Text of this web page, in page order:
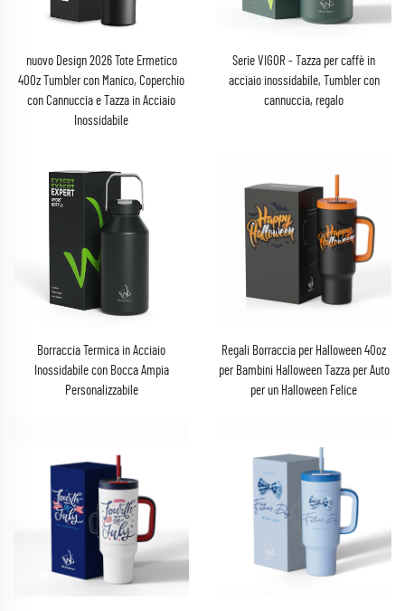
nuovo Design 2026 Tote Ermetico
40Oz Tumbler con Manico, Coperchio
con Cannuccia e Tazza in Acciaio
Inossidabile
Serie VIGOR - Tazza per caffè in
acciaio inossidabile, Tumbler con
cannuccia, regalo
Borraccia Termica in Acciaio
Inossidabile con Bocca Ampia
Personalizzabile
Regali Borraccia per Halloween 40oz
per Bambini Halloween Tazza per Auto
per un Halloween Felice